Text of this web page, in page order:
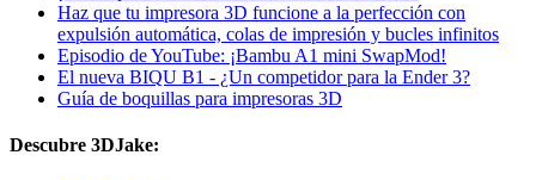
Haz que tu impresora 3D funcione a la perfección con
expulsión automática, colas de impresión y bucles infinitos
Episodio de YouTube: ¡Bambu A1 mini SwapMod!
El nueva BIQU B1 - ¿Un competidor para la Ender 3?
Guía de boquillas para impresoras 3D
Descubre 3DJake: